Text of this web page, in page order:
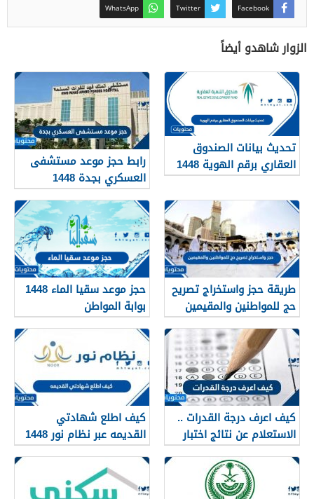
Facebook
Twitter
WhatsApp
الزوار شاهدو أيضاً
تحديث بيانات الصندوق
العقاري برقم الهوية 1448
الرابط والخطوات
رابط حجز موعد مستشفى
العسكري بجدة 1448
طريقة حجز واستخراج تصريح
حج للمواطنين والمقيمين
1448
حجز موعد سقيا الماء 1448
بوابة المواطن
كيف اعرف درجة القدرات ..
الاستعلام عن نتائج اختبار
القدرات 1448
كيف اطلع شهادتي
القديمه عبر نظام نور 1448